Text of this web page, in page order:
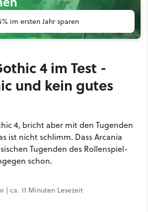
im ersten Jahr sparen
4 im Test -
und kein gutes
4, bricht aber mit den Tugenden
ist nicht schlimm. Dass Arcania
Tugenden des Rollenspiel-
schon.
| ca. 11 Minuten Lesezeit